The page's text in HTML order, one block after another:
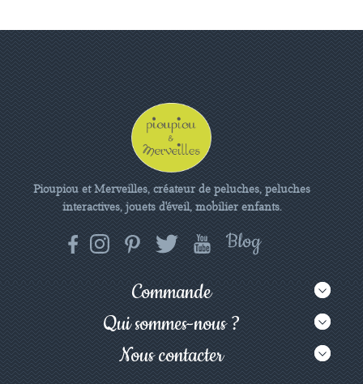
Pioupiou et Merveilles, créateur de peluches, peluches
interactives, jouets d'éveil, mobilier enfants.
Commande
Qui sommes-nous ?
Nous contacter